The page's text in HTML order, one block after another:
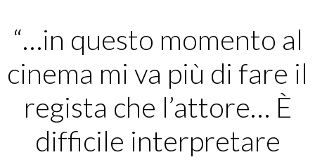
“…in questo momento al
cinema mi va più di fare il
regista che l’attore… È
difficile interpretare